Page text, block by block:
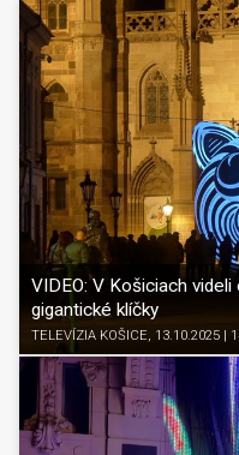
VIDEO: V Košiciach
gigantické klíčky
TELEVÍZIA KOŠICE, 13.10.2025 |